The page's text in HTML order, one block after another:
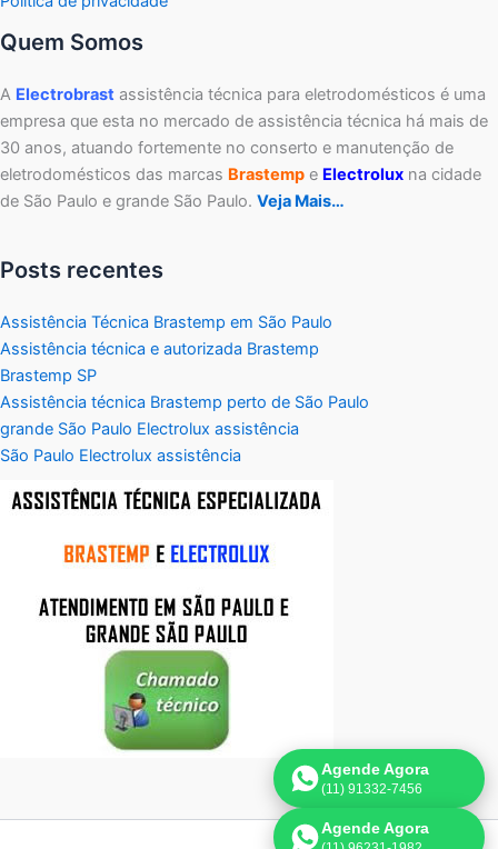
Quem Somos
A Electrobrast assistência técnica para eletrodomésticos é uma
empresa que esta no mercado de assistência técnica há mais de
30 anos, atuando fortemente no conserto e manutenção de
eletrodomésticos das marcas Brastemp e Electrolux na cidade
de São Paulo e grande São Paulo. Veja Mais…
Posts recentes
Assistência Técnica Brastemp em São Paulo
Assistência técnica e autorizada Brastemp
Brastemp SP
Assistência técnica Brastemp perto de São Paulo
grande São Paulo Electrolux assistência
São Paulo Electrolux assistência
Agende Agora
(11) 91332-7456
Agende Agora